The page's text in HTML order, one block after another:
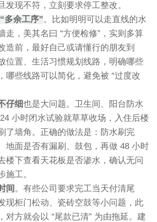
发现不符，立刻要求停工整改。
多余工序”。比如明明可以走直线的水
走，美其名曰 “方便检修”，实则多算
造前，最好自己或请懂行的朋友到
位置、生活习惯规划线路，明确哪些
哪些线路可以简化，避免被 “过度改
仔细也是大问题。卫生间、阳台防水
小时闭水试验就草草收场，入住后楼
了墙角。正确的做法是：防水刷完
地面是否有漏刷、鼓包，再做 48 小时
楼下查看天花板是否渗水，确认无问
施工。
间 。有些公司要求完工当天付清尾
现柜门松动、瓷砖空鼓等小问题，此
对方就会以 “尾款已清” 为由拖延。建